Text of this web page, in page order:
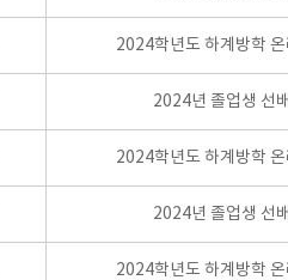
2024학년도 하계방학
2024년 졸업생 선
2024학년도 하계방학
2024년 졸업생 선
2024학년도 하계방학